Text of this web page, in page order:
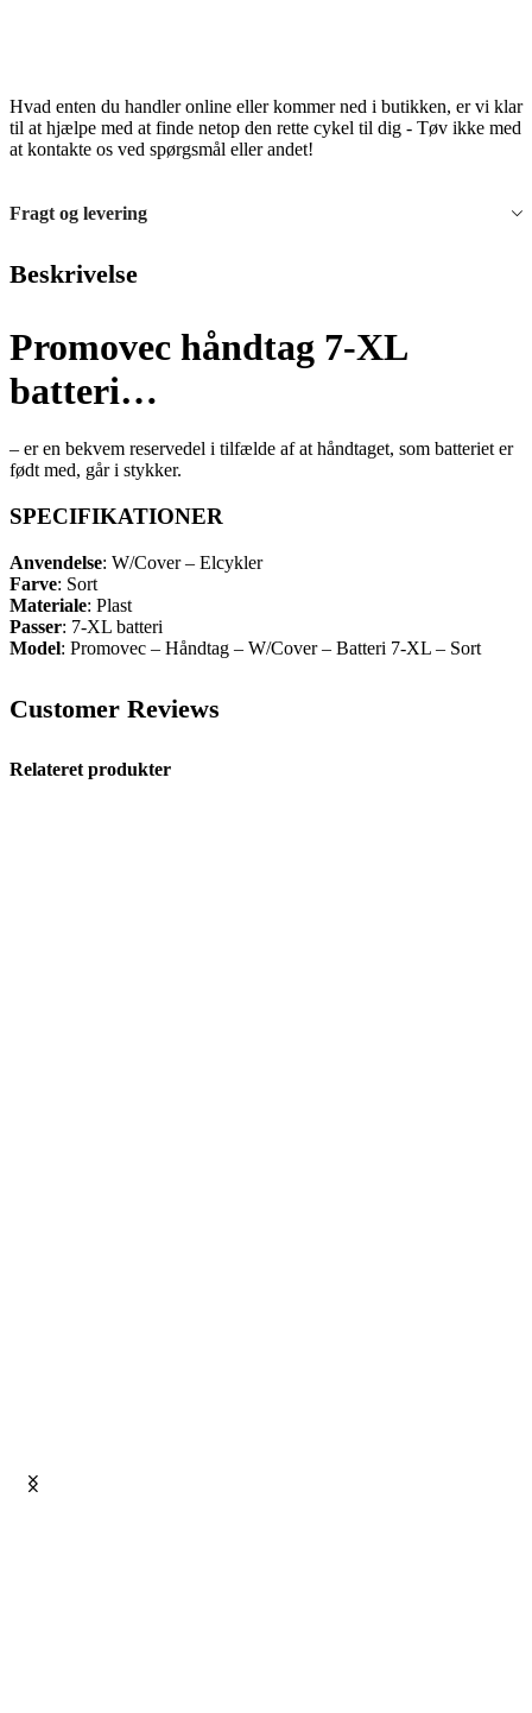
Hvad enten du handler online eller kommer ned i butikken, er vi klar
til at hjælpe med at finde netop den rette cykel til dig - Tøv ikke med
at kontakte os ved spørgsmål eller andet!
Fragt og levering
Beskrivelse
Promovec håndtag 7-XL
batteri…
– er en bekvem reservedel i tilfælde af at håndtaget, som batteriet er
født med, går i stykker.
SPECIFIKATIONER
Anvendelse: W/Cover – Elcykler
Farve: Sort
Materiale: Plast
Passer: 7-XL batteri
Model: Promovec – Håndtag – W/Cover – Batteri 7-XL – Sort
Customer Reviews
Relateret produkter